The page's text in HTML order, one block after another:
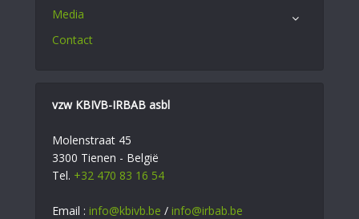
Media
Contact
vzw KBIVB-IRBAB asbl
Molenstraat 45
3300 Tienen - België
Tel. +32 470 83 16 54
Email : info@kbivb.be / info@irbab.be